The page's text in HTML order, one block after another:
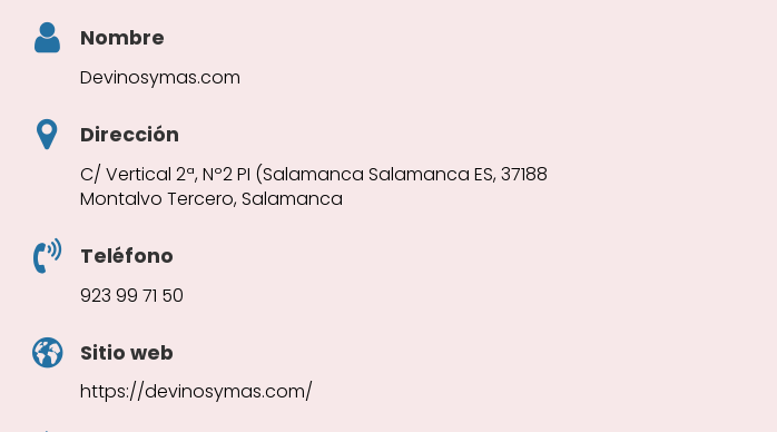
Nombre
Devinosymas.com
Dirección
C/ Vertical 2ª, Nº2 PI (Salamanca Salamanca ES, 37188
Montalvo Tercero, Salamanca
Teléfono
923 99 71 50
Sitio web
https://devinosymas.com/